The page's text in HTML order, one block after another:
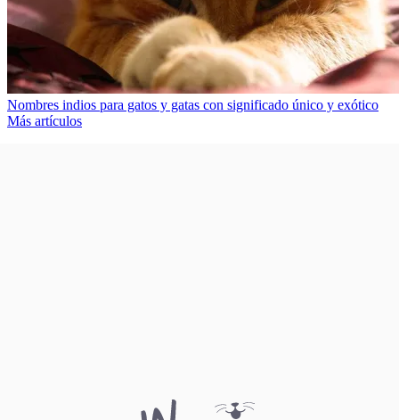
Nombres indios para gatos y gatas con significado único y exótico
Más artículos